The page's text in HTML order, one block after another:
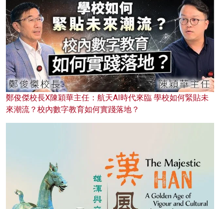
鄭俊傑校長X陳穎華主任：航天AI時代來臨 學校如何緊貼未
來潮流？校內數字教育如何實踐落地？